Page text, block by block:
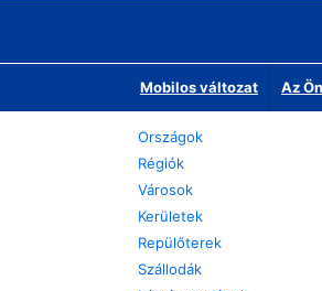
Mobilos változat Az
Országok
Régiók
Városok
Kerületek
Repülőterek
Szállodák